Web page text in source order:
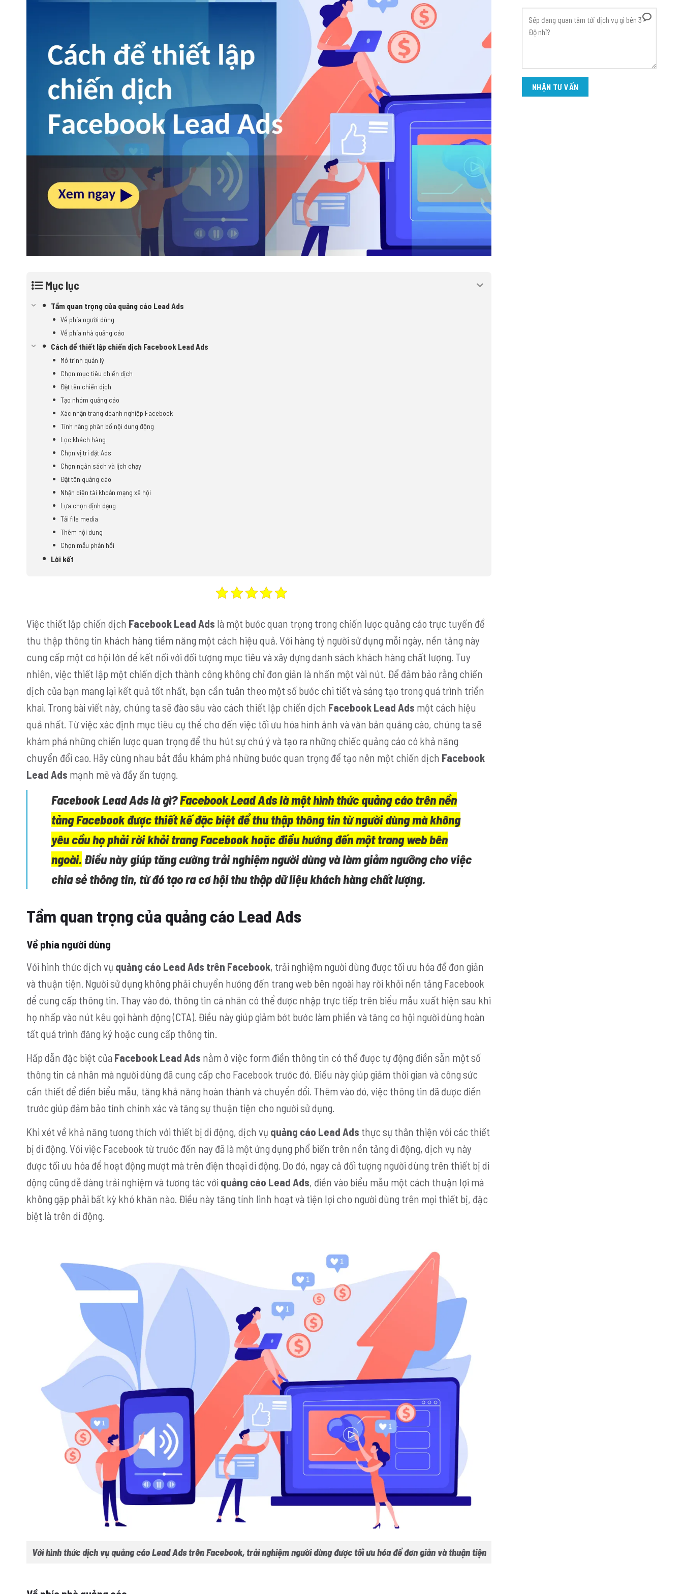
Mục lục
Tầm quan trọng của quảng cáo Lead Ads
Về phía người dùng
Về phía nhà quảng cáo
Cách để thiết lập chiến dịch Facebook Lead Ads
Mở trình quản lý
Chọn mục tiêu chiến dịch
Đặt tên chiến dịch
Tạo nhóm quảng cáo
Xác nhận trang doanh nghiệp Facebook
Tính năng phân bổ nội dung động
Lọc khách hàng
Chọn vị trí đặt Ads
Chọn ngân sách và lịch chạy
Đặt tên quảng cáo
Nhận diện tài khoản mạng xã hội
Lựa chọn định dạng
Tải file media
Thêm nội dung
Chọn mẫu phản hồi
Lời kết
Việc thiết lập chiến dịch Facebook Lead Ads là một bước quan trọng trong chiến lược quảng cáo trực tuyến để
thu thập thông tin khách hàng tiềm năng một cách hiệu quả. Với hàng tỷ người sử dụng mỗi ngày, nền tảng này
cung cấp một cơ hội lớn để kết nối với đối tượng mục tiêu và xây dựng danh sách khách hàng chất lượng. Tuy
nhiên, việc thiết lập một chiến dịch thành công không chỉ đơn giản là nhấn một vài nút. Để đảm bảo rằng chiến
dịch của bạn mang lại kết quả tốt nhất, bạn cần tuân theo một số bước chi tiết và sáng tạo trong quá trình triển
khai. Trong bài viết này, chúng ta sẽ đào sâu vào cách thiết lập chiến dịch Facebook Lead Ads một cách hiệu
quả nhất. Từ việc xác định mục tiêu cụ thể cho đến việc tối ưu hóa hình ảnh và văn bản quảng cáo, chúng ta sẽ
khám phá những chiến lược quan trọng để thu hút sự chú ý và tạo ra những chiếc quảng cáo có khả năng
chuyển đổi cao. Hãy cùng nhau bắt đầu khám phá những bước quan trọng để tạo nên một chiến dịch Facebook
Lead Ads mạnh mẽ và đầy ấn tượng.
Facebook Lead Ads là gì?Facebook Lead Ads là một hình thức quảng cáo trên nền
tảng Facebook được thiết kế đặc biệt để thu thập thông tin từ người dùng mà không
yêu cầu họ phải rời khỏi trang Facebook hoặc điều hướng đến một trang web bên
ngoài. Điều này giúp tăng cường trải nghiệm người dùng và làm giảm ngưỡng cho việc
chia sẻ thông tin, từ đó tạo ra cơ hội thu thập dữ liệu khách hàng chất lượng.
Tầm quan trọng của quảng cáo Lead Ads
Về phía người dùng
Với hình thức dịch vụ quảng cáo Lead Ads trên Facebook, trải nghiệm người dùng được tối ưu hóa để đơn giản
và thuận tiện. Người sử dụng không phải chuyển hướng đến trang web bên ngoài hay rời khỏi nền tảng Facebook
để cung cấp thông tin. Thay vào đó, thông tin cá nhân có thể được nhập trực tiếp trên biểu mẫu xuất hiện sau khi
họ nhấp vào nút kêu gọi hành động (CTA). Điều này giúp giảm bớt bước làm phiền và tăng cơ hội người dùng hoàn
tất quá trình đăng ký hoặc cung cấp thông tin.
Hấp dẫn đặc biệt của Facebook Lead Ads nằm ở việc form điền thông tin có thể được tự động điền sẵn một số
thông tin cá nhân mà người dùng đã cung cấp cho Facebook trước đó. Điều này giúp giảm thời gian và công sức
cần thiết để điền biểu mẫu, tăng khả năng hoàn thành và chuyển đổi. Thêm vào đó, việc thông tin đã được điền
trước giúp đảm bảo tính chính xác và tăng sự thuận tiện cho người sử dụng.
Khi xét về khả năng tương thích với thiết bị di động, dịch vụ quảng cáo Lead Ads thực sự thân thiện với các thiết
bị di động. Với việc Facebook từ trước đến nay đã là một ứng dụng phổ biến trên nền tảng di động, dịch vụ này
được tối ưu hóa để hoạt động mượt mà trên điện thoại di động. Do đó, ngay cả đối tượng người dùng trên thiết bị di
động cũng dễ dàng trải nghiệm và tương tác với quảng cáo Lead Ads, điền vào biểu mẫu một cách thuận lợi mà
không gặp phải bất kỳ khó khăn nào. Điều này tăng tính linh hoạt và tiện lợi cho người dùng trên mọi thiết bị, đặc
biệt là trên di động.
Với hình thức dịch vụ quảng cáo Lead Ads trên Facebook, trải nghiệm người dùng được tối ưu hóa để đơn giản và thuận tiện